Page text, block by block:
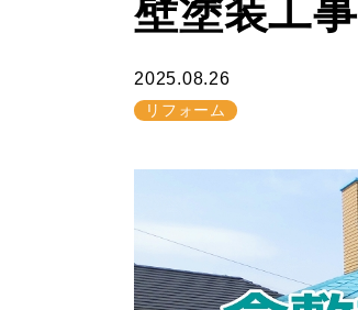
2025.08.26
リフォーム